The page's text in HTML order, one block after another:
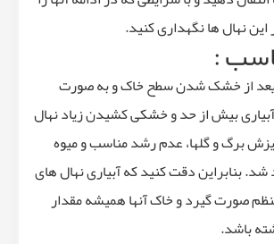
نهال ها نگهداری کنید.
:
یعد از خشک شدن سطح خاک و به صورت
بیش از حد و خشکی کشیدن زیاد نهال
برگ و گلها، عدم رشد مناسب و میوه
بنابراین دقت کنید که آبیاری نهال های
صورت گیرد و خاک آنها همیشه مقدار
باشد.